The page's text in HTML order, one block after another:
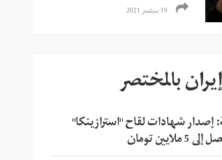
19 سبتمبر 2021
إيران بالمختصر
إصدار شهادات لقاح "استرازينكا"
تومان